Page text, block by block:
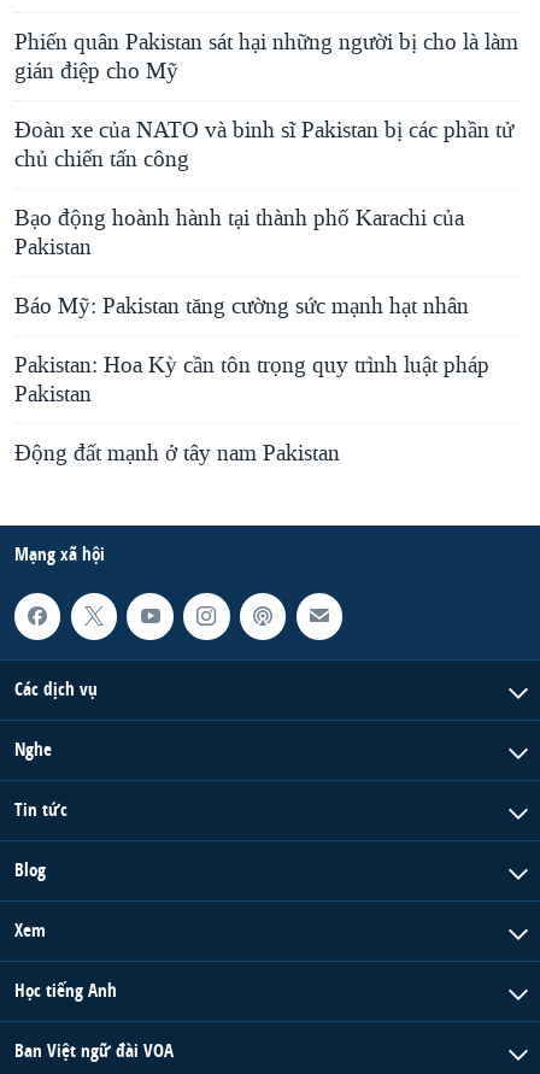
Phiến quân Pakistan sát hại những người bị cho là làm
gián điệp cho Mỹ
Đoàn xe của NATO và binh sĩ Pakistan bị các phần tử
chủ chiến tấn công
Bạo động hoành hành tại thành phố Karachi của
Pakistan
Báo Mỹ: Pakistan tăng cường sức mạnh hạt nhân
Pakistan: Hoa Kỳ cần tôn trọng quy trình luật pháp
Pakistan
Động đất mạnh ở tây nam Pakistan
Mạng xã hội
Các dịch vụ
Nghe
Tin tức
Blog
Xem
Học tiếng Anh
Ban Việt ngữ đài VOA